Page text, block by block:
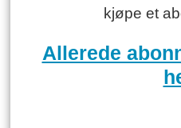
kjøpe et
Allerede